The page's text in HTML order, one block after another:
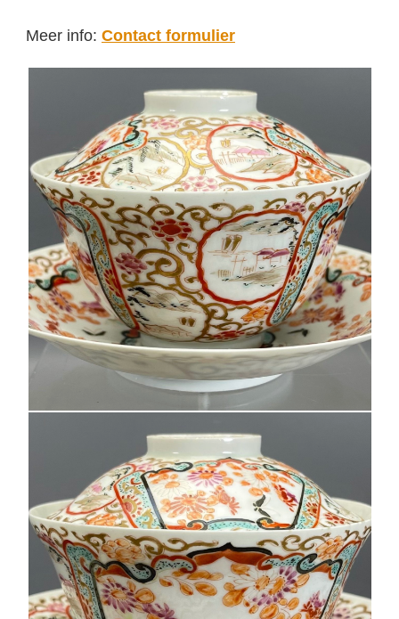
Meer info: Contact formulier